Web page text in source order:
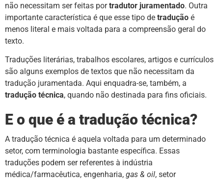
não necessitam ser feitas portradutor juramentado. Outra
importante característica é que esse tipo de tradução é
menos literal e mais voltada para a compreensão geral do
texto.
Traduções literárias, trabalhos escolares, artigos e currículos
são alguns exemplos de textos que não necessitam da
tradução juramentada. Aqui enquadra-se, também, a
tradução técnica, quando não destinada para fins oficiais.
E o que é a tradução técnica?
A tradução técnica é aquela voltada para um determinado
setor, com terminologia bastante específica. Essas
traduções podem ser referentes à indústria
médica/farmacêutica, engenharia, gas & oil, setor